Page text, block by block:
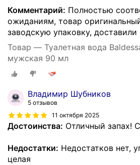
Комментарий: Полностью
ожиданиям, товар
заводскую упаковку,
Товар — Туалетная вода
мужская 90 мл
Владимир Шубников
5 отзывов
11 октября 2025
Достоинства: Отличный запах!
Недостатки: Недостатков нет,
целая